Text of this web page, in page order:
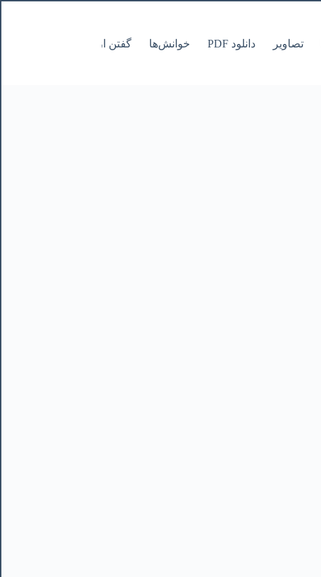
تصاویر دانلود PDF خوانش‌ها گفتن از نانوشتنی